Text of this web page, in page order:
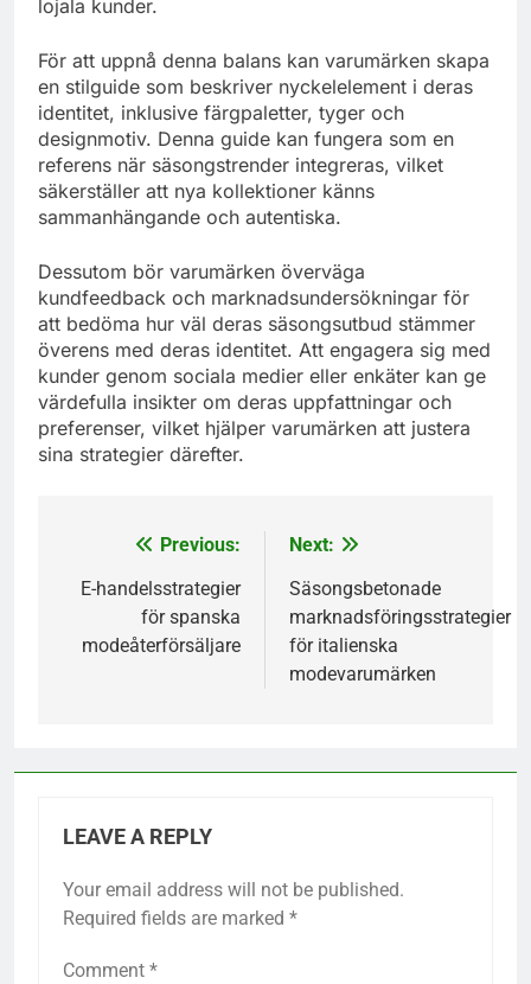
lojala kunder.
För att uppnå denna balans kan varumärken skapa
en stilguide som beskriver nyckelelement i deras
identitet, inklusive färgpaletter, tyger och
designmotiv. Denna guide kan fungera som en
referens när säsongstrender integreras, vilket
säkerställer att nya kollektioner känns
sammanhängande och autentiska.
Dessutom bör varumärken överväga
kundfeedback och marknadsundersökningar för
att bedöma hur väl deras säsongsutbud stämmer
överens med deras identitet. Att engagera sig med
kunder genom sociala medier eller enkäter kan ge
värdefulla insikter om deras uppfattningar och
preferenser, vilket hjälper varumärken att justera
sina strategier därefter.
navigation
Previous:
E-handelsstrategier
för spanska
modeåterförsäljare
Next:
Säsongsbetonade
marknadsföringsstrategier
för italienska
modevarumärken
LEAVE A REPLY
Your email address will not be published.
Required fields are marked *
Comment *